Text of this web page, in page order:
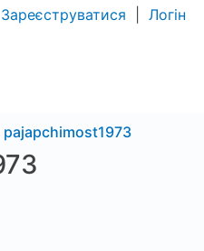
Зареєструватися Логін
pajapchimost1973